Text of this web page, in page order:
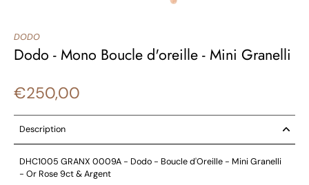
DODO
Dodo - Mono Boucle d'oreille - Mini Granelli
€250,00
Description
DHC1005 GRANX 0009A - Dodo - Boucle d'Oreille - Mini Granelli
- Or Rose 9ct & Argent